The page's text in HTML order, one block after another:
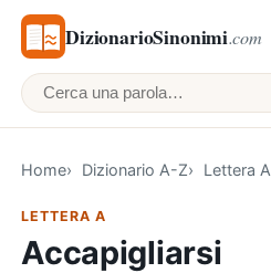
DizionarioSinonimi.com
Cerca una parola
Home Dizionario A-Z Lettera A
LETTERA A
Accapigliarsi